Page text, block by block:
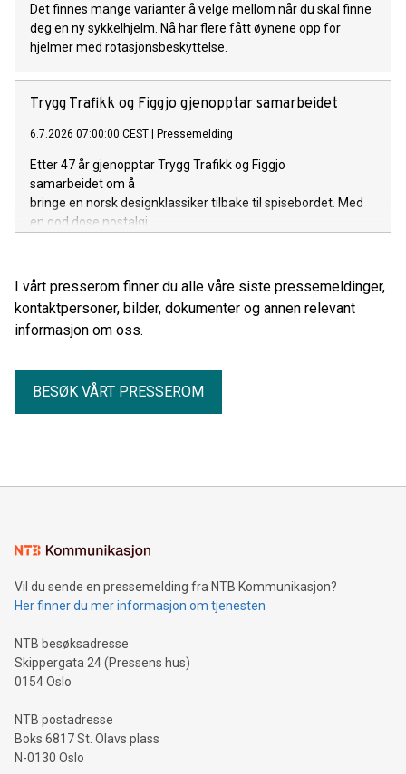
Det finnes mange varianter å velge mellom når du skal finne
deg en ny sykkelhjelm. Nå har flere fått øynene opp for
hjelmer med rotasjonsbeskyttelse.
Trygg Trafikk og Figgjo gjenopptar samarbeidet
6.7.2026 07:00:00 CEST | Pressemelding
Etter 47 år gjenopptar Trygg Trafikk og Figgjo
samarbeidet om å
bringe en norsk designklassiker tilbake til spisebordet. Med
en god dose nostalgi.
I vårt presserom finner du alle våre siste pressemeldinger,
kontaktpersoner, bilder, dokumenter og annen relevant
informasjon om oss.
BESØK VÅRT PRESSEROM
Vil du sende en pressemelding fra NTB Kommunikasjon?
Her finner du mer informasjon om tjenesten
NTB besøksadresse
Skippergata 24 (Pressens hus)
0154 Oslo
NTB postadresse
Boks 6817 St. Olavs plass
N-0130 Oslo